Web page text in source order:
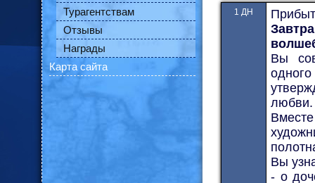
Турагентствам
Отзывы
Награды
Карта сайта
1 ДН
Вы
любви.
Вы
- о